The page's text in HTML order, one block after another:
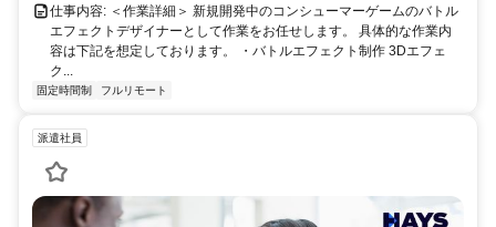
仕事内容: ＜作業詳細＞ 新規開発中のコンシューマーゲームのバトル
エフェクトデザイナーとして作業をお任せします。 具体的な作業内
容は下記を想定しております。 ・バトルエフェクト制作 3Dエフェ
ク...
固定時間制 フルリモート
派遣社員